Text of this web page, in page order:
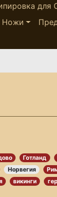
для
Ножи
Готланд
Норвегия
викинги